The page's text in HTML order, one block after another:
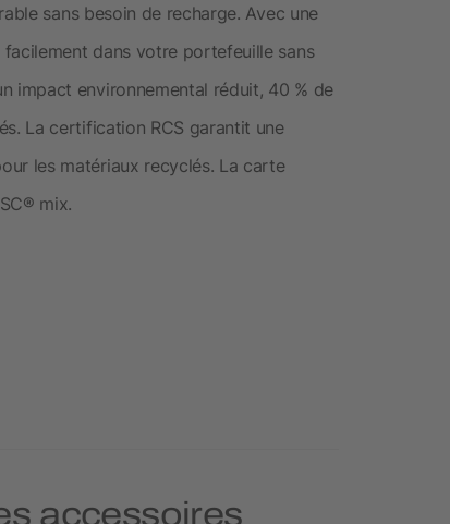
sans besoin de recharge. Avec une
dans votre portefeuille sans
impact environnemental réduit, 40 % de
La certification RCS garantit une
les matériaux recyclés. La carte
mix.
accessoires